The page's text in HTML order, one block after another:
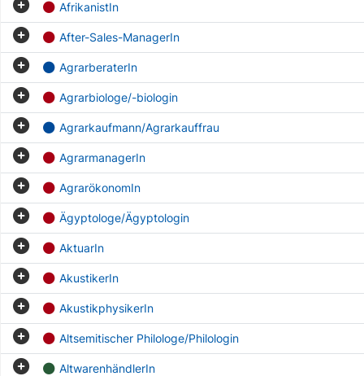
AfrikanistIn
After-Sales-ManagerIn
AgrarberaterIn
Agrarbiologe/-biologin
Agrarkaufmann/Agrarkauffrau
AgrarmanagerIn
AgrarökonomIn
Ägyptologe/Ägyptologin
AktuarIn
AkustikerIn
AkustikphysikerIn
Altsemitischer Philologe/Philologin
AltwarenhändlerIn